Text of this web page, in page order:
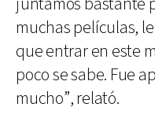
muchas películas,
que entrar en este
poco se sabe. Fue
mucho”, relató.